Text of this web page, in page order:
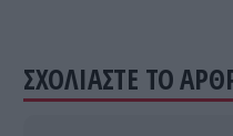
Ιπτάμενα τρίγωνα,
ανεξήγητα
ΣΧΟΛΙΑΣΤΕ ΤΟ